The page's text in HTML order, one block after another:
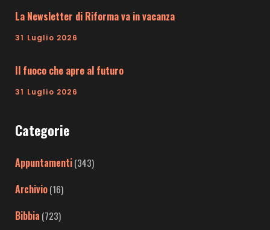
La Newsletter di Riforma va in vacanza
31 Luglio 2026
Il fuoco che apre al futuro
31 Luglio 2026
Categorie
Appuntamenti(343)
Archivio(16)
Bibbia (723)